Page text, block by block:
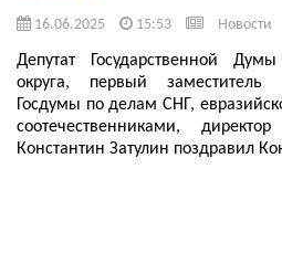
16.06.2025 15:53 Новости
Депутат Государственной
округа, первый заместитель
Госдумы по делам СНГ,
соотечественниками,
Константин Затулин поздравил